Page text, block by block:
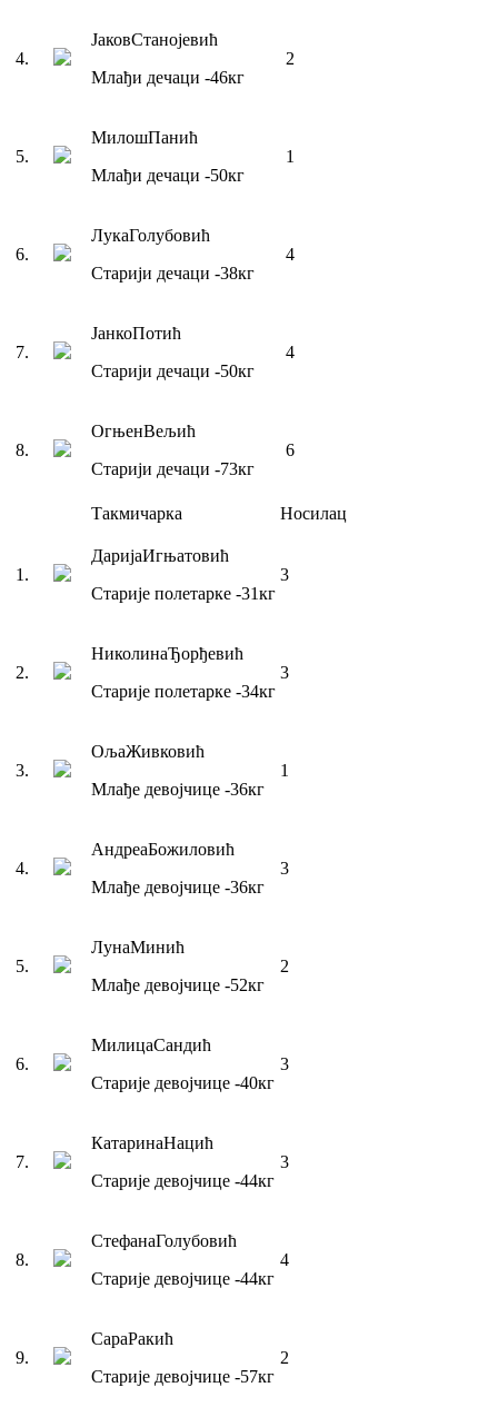
4.
ЈаковСтанојевић
Млађи дечаци -46кг
2
5.
МилошПанић
Млађи дечаци -50кг
1
6.
ЛукаГолубовић
Старији дечаци -38кг
4
7.
ЈанкоПотић
Старији дечаци -50кг
4
8.
ОгњенВељић
Старији дечаци -73кг
6
Такмичарка Носилац
1 .
ДаријаИгњатовић
Старије полетарке -31кг
3
2.
НиколинаЂорђевић
Старије полетарке -34кг
3
3.
ОљаЖивковић
Млађе девојчице -36кг
1
4.
АндреаБожиловић
Млађе девојчице -36кг
3
5.
ЛунаМинић
Млађе девојчице -52кг
2
6.
МилицаСандић
Старије девојчице -40кг
3
7.
КатаринаНацић
Старије девојчице -44кг
3
8.
СтефанаГолубовић
Старије девојчице -44кг
4
9.
СараРакић
Старије девојчице -57кг
2